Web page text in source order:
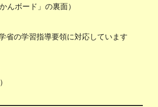
んボード」の裏面）
省の学習指導要領に対応しています